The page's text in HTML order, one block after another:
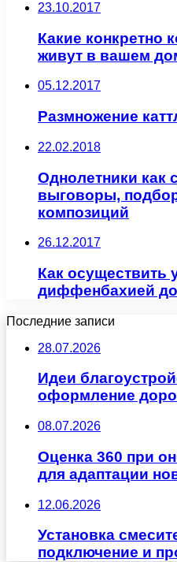
23.10.2017
Какие конкретно
живут в вашем
05.12.2017
Размножение
22.02.2018
Однолетники как
выговоры,
композиций
26.12.2017
Как осуществить
диффенбахией
Последние записи
28.07.2026
Идеи
оформление
08.07.2026
Оценка 360 при
для адаптации
12.06.2026
Установка
подключение и